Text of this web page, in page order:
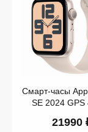
Смарт-часы
SE 2024 GPS
with Starlight
21990